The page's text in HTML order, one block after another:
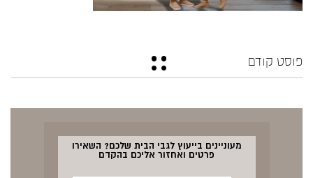
פוסט קודם
מעוניינים בייעוץ לגבי הבית שלכם? השאירו
פרטים ואחזור אליכם בהקדם